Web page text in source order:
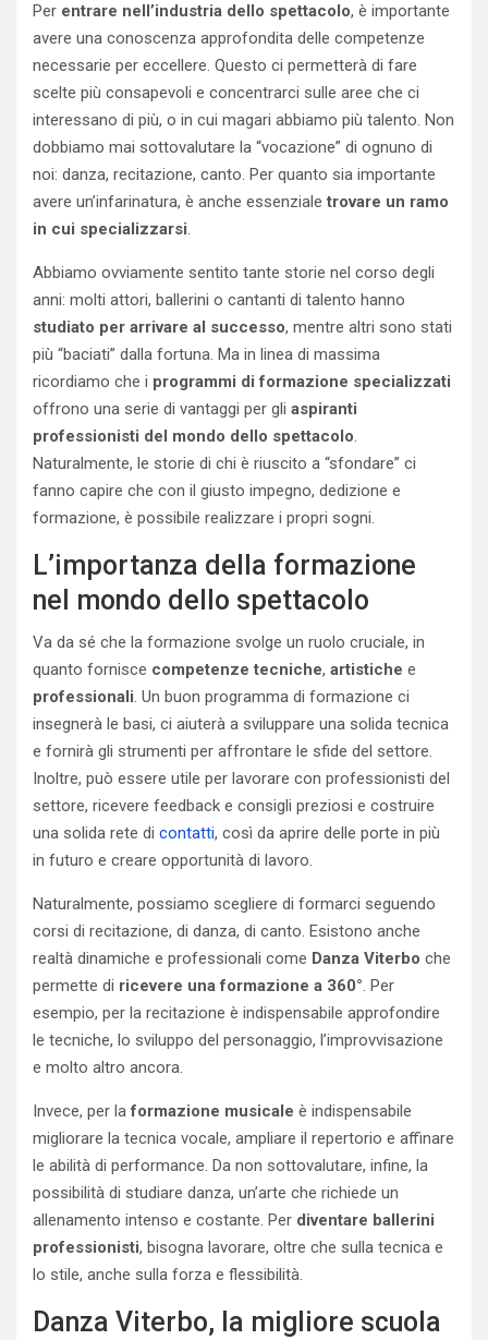
Per entrare nell’industria dello spettacolo, è importante
avere una conoscenza approfondita delle competenze
necessarie per eccellere. Questo ci permetterà di fare
scelte più consapevoli e concentrarci sulle aree che ci
interessano di più, o in cui magari abbiamo più talento. Non
dobbiamo mai sottovalutare la “vocazione” di ognuno di
noi: danza, recitazione, canto. Per quanto sia importante
avere un’infarinatura, è anche essenzialetrovare un ramo
in cui specializzarsi.
Abbiamo ovviamente sentito tante storie nel corso degli
anni: molti attori, ballerini o cantanti di talento hanno
studiato per arrivare al successo, mentre altri sono stati
più “baciati” dalla fortuna. Ma in linea di massima
ricordiamo che i programmi di formazione specializzati
offrono una serie di vantaggi per gli aspiranti
professionisti del mondo dello spettacolo.
Naturalmente, le storie di chi è riuscito a “sfondare” ci
fanno capire che con il giusto impegno, dedizione e
formazione, è possibile realizzare i propri sogni.
L’importanza della formazione
nel mondo dello spettacolo
Va da sé che la formazione svolge un ruolo cruciale, in
quanto fornisce competenze tecniche, artistiche e
professionali. Un buon programma di formazione ci
insegnerà le basi, ci aiuterà a sviluppare una solida tecnica
e fornirà gli strumenti per affrontare le sfide del settore.
Inoltre, può essere utile per lavorare con professionisti del
settore, ricevere feedback e consigli preziosi e costruire
una solida rete di contatti, così da aprire delle porte in più
in futuro e creare opportunità di lavoro.
Naturalmente, possiamo scegliere di formarci seguendo
corsi di recitazione, di danza, di canto. Esistono anche
realtà dinamiche e professionali come Danza Viterbo che
permette di ricevere una formazione a 360°. Per
esempio, per la recitazione è indispensabile approfondire
le tecniche, lo sviluppo del personaggio, l’improvvisazione
e molto altro ancora.
Invece, per laformazione musicale è indispensabile
migliorare la tecnica vocale, ampliare il repertorio e affinare
le abilità di performance. Da non sottovalutare, infine, la
possibilità di studiare danza, un’arte che richiede un
allenamento intenso e costante. Per diventare ballerini
professionisti, bisogna lavorare, oltre che sulla tecnica e
lo stile, anche sulla forza e flessibilità.
Danza Viterbo, la migliore scuola